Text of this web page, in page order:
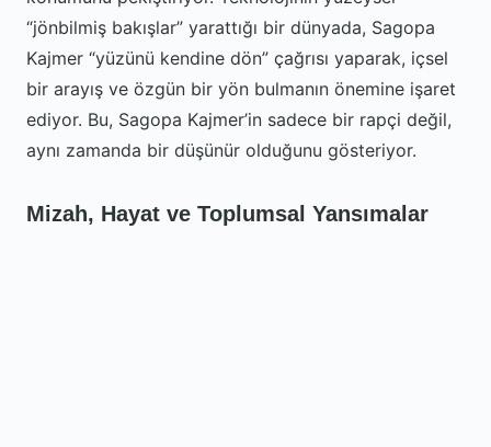
“jönbilmiş bakışlar” yarattığı bir dünyada, Sagopa
Kajmer “yüzünü kendine dön” çağrısı yaparak, içsel
bir arayış ve özgün bir yön bulmanın önemine işaret
ediyor. Bu, Sagopa Kajmer’in sadece bir rapçi değil,
aynı zamanda bir düşünür olduğunu gösteriyor.
Mizah, Hayat ve Toplumsal Yansımalar